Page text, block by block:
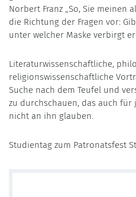
Norbert Franz „So, Sie meinen
die Richtung der Fragen vor:
unter welcher Maske verbirgt
Literaturwissenschaftliche,
religionswissenschaftliche
Suche nach dem Teufel und
zu durchschauen, das auch
nicht an ihn glauben.
Studientag zum Patronatsfest